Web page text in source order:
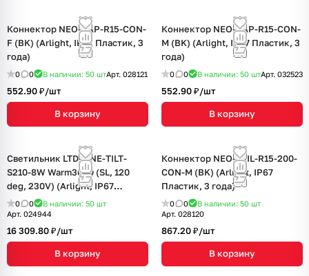
Коннектор NEO-CAP-R15-CON-
F (BK) (Arlight, IP67 Пластик, 3
года)
0 0 В наличии: 50 штАрт. 028121
552.90 ₽/шт
В корзину
Коннектор NEO-CAP-R15-CON-
M (BK) (Arlight, IP67 Пластик, 3
года)
0 0 В наличии: 50 штАрт. 032523
552.90 ₽/шт
В корзину
Светильник LTD-LINE-TILT-
S210-8W Warm3000 (SL, 120
deg, 230V) (Arlight, IP67
Металл, 3 года)
0 0 В наличии: 50 шт
Арт. 024944
16 309.80 ₽/шт
В корзину
Коннектор NEO-TAIL-R15-200-
CON-M (BK) (Arlight, IP67
Пластик, 3 года)
0 0 В наличии: 50 шт
Арт. 028120
867.20 ₽/шт
В корзину